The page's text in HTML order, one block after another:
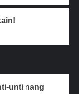
unti nang